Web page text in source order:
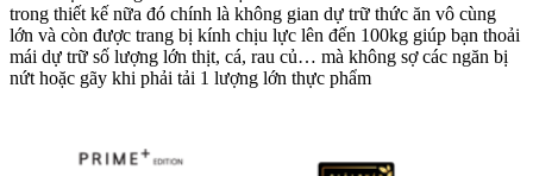
trong thiết kế nữa đó chính là không gian dự trữ thức ăn vô cùng
lớn và còn được trang bị kính chịu lực lên đến 100kg giúp bạn thoải
mái dự trữ số lượng lớn thịt, cá, rau củ… mà không sợ các ngăn bị
nứt hoặc gãy khi phải tải 1 lượng lớn thực phẩm